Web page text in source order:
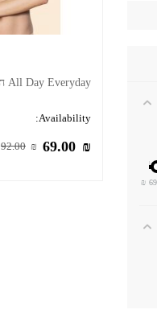
All Day Everyday חזייה ללא ברזלים
Availability:
92.00 ₪ 69.00 ₪
69